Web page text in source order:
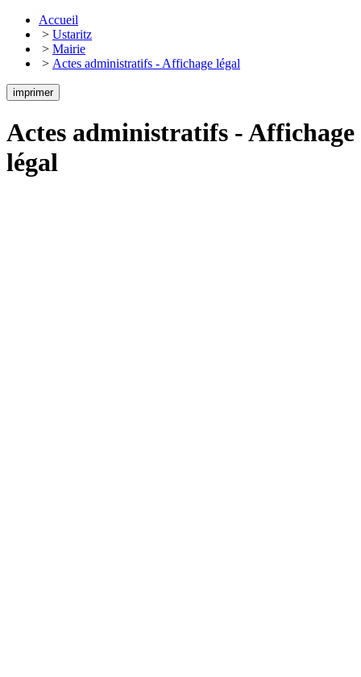
Accueil
> Ustaritz
> Mairie
> Actes administratifs - Affichage légal
imprimer
Actes administratifs - Affichage
légal